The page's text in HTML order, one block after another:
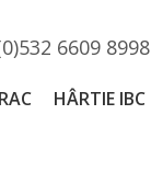
6609 8998
HÂRTIE IBC